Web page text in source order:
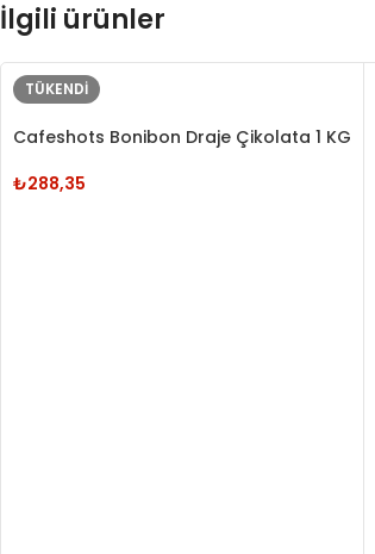
İlgili ürünler
TÜKENDI
Cafeshots Bonibon Draje Çikolata 1 KG
₺288,35